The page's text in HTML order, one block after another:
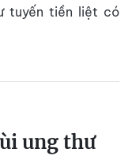
tuyến tiền liệt có
ung thư